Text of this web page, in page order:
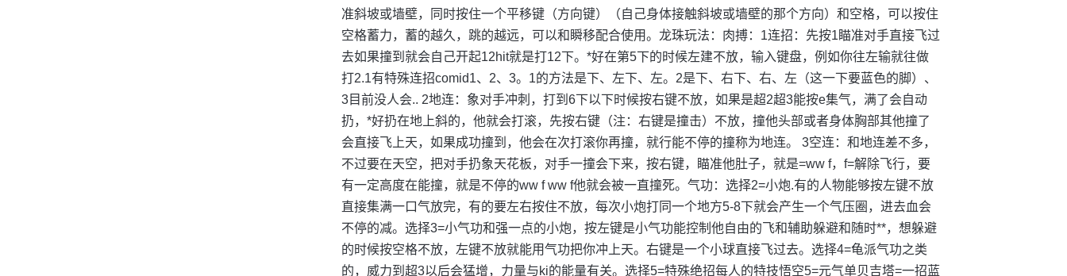
准斜坡或墙壁，同时按住一个平移键（方向键）（自己身体接触斜坡或墙壁的那个方向）和空格，可以按住
空格蓄力，蓄的越久，跳的越远，可以和瞬移配合使用。龙珠玩法：肉搏：1连招：先按1瞄准对手直接飞过
去如果撞到就会自己开起12hit就是打12下。*好在第5下的时候左建不放，输入键盘，例如你往左输就往做
打2.1有特殊连招comid1、2、3。1的方法是下、左下、左。2是下、右下、右、左（这一下要蓝色的脚）、
3目前没人会.. 2地连：象对手冲刺，打到6下以下时候按右键不放，如果是超2超3能按e集气，满了会自动
扔，*好扔在地上斜的，他就会打滚，先按右键（注：右键是撞击）不放，撞他头部或者身体胸部其他撞了
会直接飞上天，如果成功撞到，他会在次打滚你再撞，就行能不停的撞称为地连。 3空连：和地连差不多，
不过要在天空，把对手扔象天花板，对手一撞会下来，按右键，瞄准他肚子，就是=ww f，f=解除飞行，要
有一定高度在能撞，就是不停的ww f ww f他就会被一直撞死。气功：选择2=小炮.有的人物能够按左键不放
直接集满一口气放完，有的要左右按住不放，每次小炮打同一个地方5-8下就会产生一个气压圈，进去血会
不停的减。选择3=小气功和强一点的小炮，按左键是小气功能控制他自由的飞和辅助躲避和随时**，想躲避
的时候按空格不放，左键不放就能用气功把你冲上天。右键是一个小球直接飞过去。选择4=龟派气功之类
的，威力到超3以后会猛增，力量与ki的能量有关。选择5=特殊绝招每人的特技悟空5=元气单贝吉塔=一招蓝